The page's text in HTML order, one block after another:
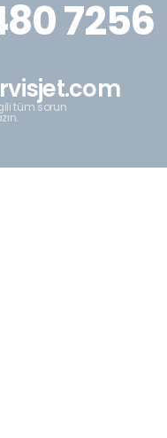
7256
tüm sorun